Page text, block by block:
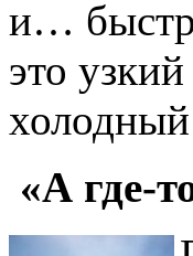
и…
это
«А где-